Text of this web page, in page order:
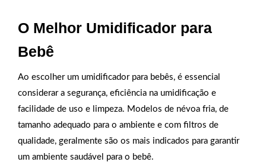
O Melhor Umidificador para
Bebê
Ao escolher um umidificador para bebês, é essencial
considerar a segurança, eficiência na umidificação e
facilidade de uso e limpeza. Modelos de névoa fria, de
tamanho adequado para o ambiente e com filtros de
qualidade, geralmente são os mais indicados para garantir
um ambiente saudável para o bebê.